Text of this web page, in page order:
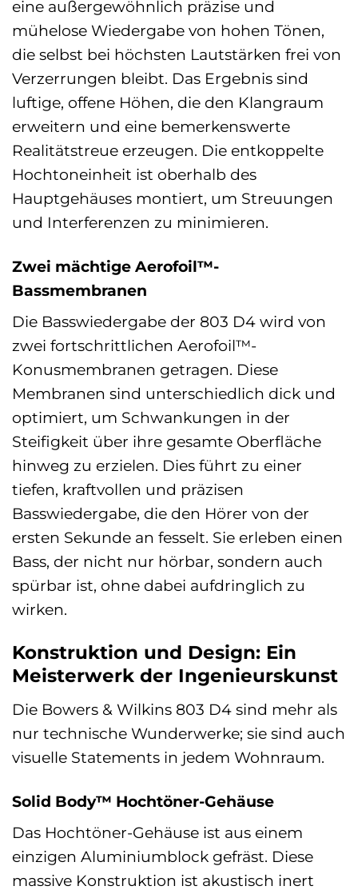
eine außergewöhnlich präzise und
mühelose Wiedergabe von hohen Tönen,
die selbst bei höchsten Lautstärken frei von
Verzerrungen bleibt. Das Ergebnis sind
luftige, offene Höhen, die den Klangraum
erweitern und eine bemerkenswerte
Realitätstreue erzeugen. Die entkoppelte
Hochtoneinheit ist oberhalb des
Hauptgehäuses montiert, um Streuungen
und Interferenzen zu minimieren.
Zwei mächtige Aerofoil™-
Bassmembranen
Die Basswiedergabe der 803 D4 wird von
zwei fortschrittlichen Aerofoil™-
Konusmembranen getragen. Diese
Membranen sind unterschiedlich dick und
optimiert, um Schwankungen in der
Steifigkeit über ihre gesamte Oberfläche
hinweg zu erzielen. Dies führt zu einer
tiefen, kraftvollen und präzisen
Basswiedergabe, die den Hörer von der
ersten Sekunde an fesselt. Sie erleben einen
Bass, der nicht nur hörbar, sondern auch
spürbar ist, ohne dabei aufdringlich zu
wirken.
Konstruktion und Design: Ein
Meisterwerk der Ingenieurskunst
Die Bowers & Wilkins 803 D4 sind mehr als
nur technische Wunderwerke; sie sind auch
visuelle Statements in jedem Wohnraum.
Solid Body™ Hochtöner-Gehäuse
Das Hochtöner-Gehäuse ist aus einem
einzigen Aluminiumblock gefräst. Diese
massive Konstruktion ist akustisch inert